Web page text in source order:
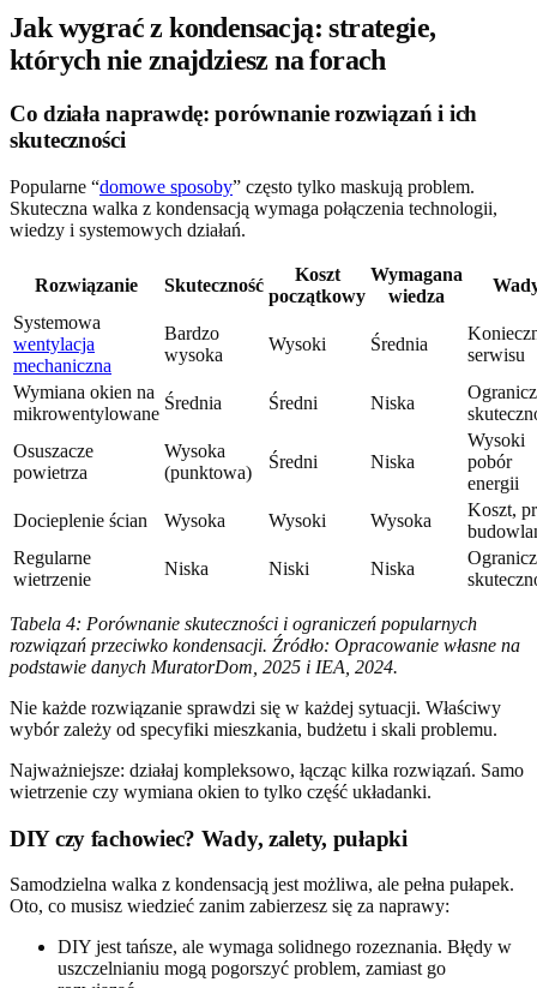
Jak wygrać z kondensacją: strategie,
których nie znajdziesz na forach
Co działa naprawdę: porównanie rozwiązań i ich
skuteczności
Popularne “domowe sposoby” często tylko maskują problem.
Skuteczna walka z kondensacją wymaga połączenia technologii,
wiedzy i systemowych działań.
Rozwiązanie Skuteczność
Koszt
początkowy
Wymagana
wiedza
Systemowa
wentylacja
mechaniczna
Bardzo
wysoka
Wysoki Średnia
serwisu
Wymiana okien na
mikrowentylowane
Średnia Średni Niska
Osuszacze
powietrza
Wysoka
(punktowa)
Średni Niska
Wysoki
pobór
energii
Docieplenie ścian
Wysoka Wysoki Wysoka
Koszt,
Regularne
wietrzenie
Niska Niski Niska
Tabela 4: Porównanie skuteczności i ograniczeń popularnych
rozwiązań przeciwko kondensacji. Źródło: Opracowanie własne na
podstawie danych MuratorDom, 2025 i IEA, 2024.
Nie każde rozwiązanie sprawdzi się w każdej sytuacji. Właściwy
wybór zależy od specyfiki mieszkania, budżetu i skali problemu.
Najważniejsze: działaj kompleksowo, łącząc kilka rozwiązań. Samo
wietrzenie czy wymiana okien to tylko część układanki.
DIY czy fachowiec? Wady, zalety, pułapki
Samodzielna walka z kondensacją jest możliwa, ale pełna pułapek.
Oto, co musisz wiedzieć zanim zabierzesz się za naprawy:
DIY jest tańsze, ale wymaga solidnego rozeznania. Błędy w
uszczelnianiu mogą pogorszyć problem, zamiast go